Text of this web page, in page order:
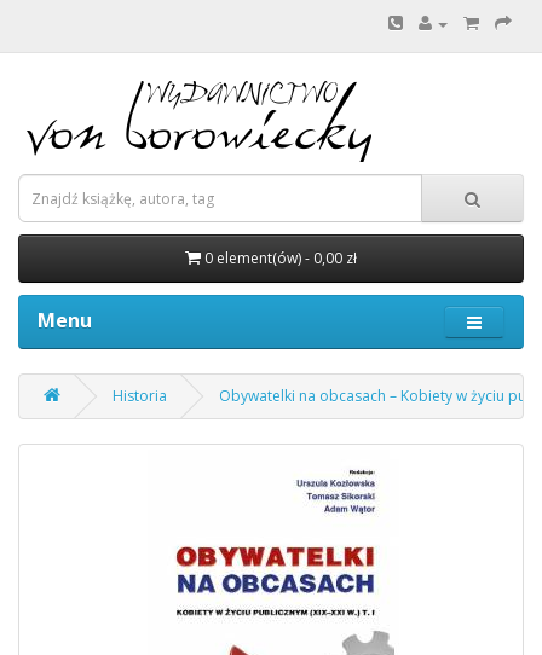
0 element(ów) - 0,00 zł
Menu
Historia Obywatelki na obcasach – Kobiety w życiu